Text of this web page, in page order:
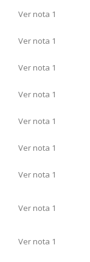
Ver nota 1
Ver nota 1
Ver nota 1
Ver nota 1
Ver nota 1
Ver nota 1
Ver nota 1
Ver nota 1
Ver nota 1